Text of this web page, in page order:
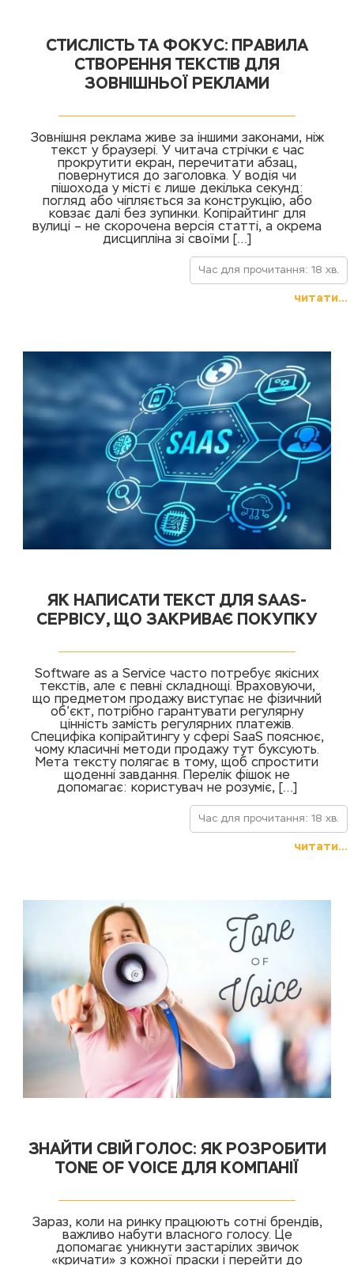
СТИСЛІСТЬ ТА ФОКУС: ПРАВИЛА
СТВОРЕННЯ ТЕКСТІВ ДЛЯ
ЗОВНІШНЬОЇ РЕКЛАМИ
Зовнішня реклама живе за іншими законами, ніж
текст у браузері. У читача стрічки є час
прокрутити екран, перечитати абзац,
повернутися до заголовка. У водія чи
пішохода у місті є лише декілька секунд:
погляд або чіпляється за конструкцію, або
ковзає далі без зупинки. Копірайтинг для
вулиці – не скорочена версія статті, а окрема
дисципліна зі своїми […]
Час для прочитання: 18 хв.
читати...
ЯК НАПИСАТИ ТЕКСТ ДЛЯ SAAS-
СЕРВІСУ, ЩО ЗАКРИВАЄ ПОКУПКУ
Software as a Service часто потребує якісних
текстів, але є певні складнощі. Враховуючи,
що предметом продажу виступає не фізичний
об’єкт, потрібно гарантувати регулярну
цінність замість регулярних платежів.
Специфіка копірайтингу у сфері SaaS пояснює,
чому класичні методи продажу тут буксують.
Мета тексту полягає в тому, щоб спростити
щоденні завдання. Перелік фішок не
допомагає: користувач не розуміє, […]
Час для прочитання: 18 хв.
читати...
ЗНАЙТИ СВІЙ ГОЛОС: ЯК РОЗРОБИТИ
TONE OF VOICE ДЛЯ КОМПАНІЇ
Зараз, коли на ринку працюють сотні брендів,
важливо набути власного голосу. Це
допомагає уникнути застарілих звичок
«кричати» з кожної праски і перейти до